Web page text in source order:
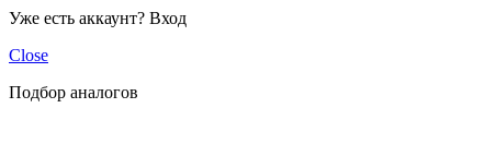
Уже есть аккаунт? Вход
Close
Подбор аналогов